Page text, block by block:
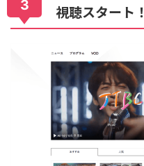
3 視聴スタート！